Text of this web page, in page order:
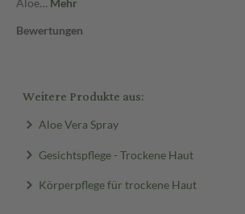
Aloe… Mehr
Bewertungen
Weitere Produkte aus:
Aloe Vera Spray
Gesichtspflege - Trockene Haut
Körperpflege für trockene Haut